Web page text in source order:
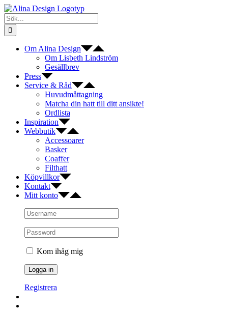
Fortsätt
till
innehållet
Sök
efter:
Om Alina Design
Om Lisbeth Lindström
Gesällbrev
Press
Service & Råd
Huvudmåttagning
Matcha din hatt till ditt ansikte!
Ordlista
Inspiration
Webbutik
Accessoarer
Basker
Coaffer
Filthatt
Köpvillkor
Kontakt
Mitt konto
Kom ihåg mig
Registrera